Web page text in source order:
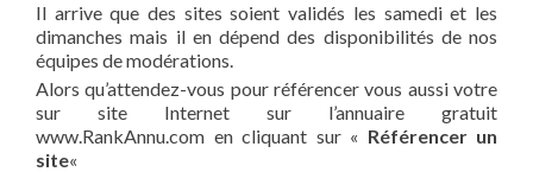
Il arrive que des sites soient validés les samedi et les
dimanches mais il en dépend des disponibilités de nos
équipes de modérations.
Alors qu’attendez-vous pour référencer vous aussi votre
sur site Internet sur l’annuaire gratuit
www.RankAnnu.com en cliquant sur « Référencer un
site«